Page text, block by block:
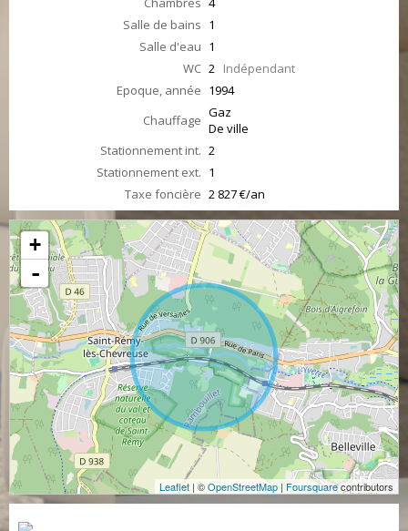
Salle de bains 1
Salle d'eau 1
WC 2 Indépendant
Epoque, année 1994
Chauffage Gaz
De ville
Stationnement int. 2
Stationnement ext. 1
Taxe foncière 2 827 €/an
+
-
Leaflet | ©OpenStreetMap| Foursquarecontributors